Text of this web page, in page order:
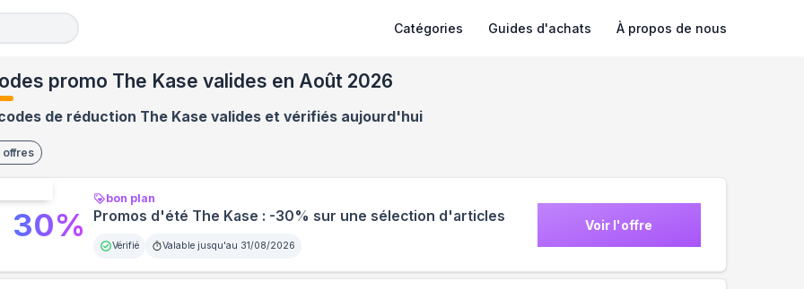
Catégories Guides d'achats À propos de nous
promo The Kase valides en Août 2026
de réduction The Kase valides et vérifiés aujourd'hui
offres
bon plan
Promos d'été The Kase : -30% sur une sélection d'articles
Vérifié Valable jusqu'au 31/08/2026
Voir l'offre
30%